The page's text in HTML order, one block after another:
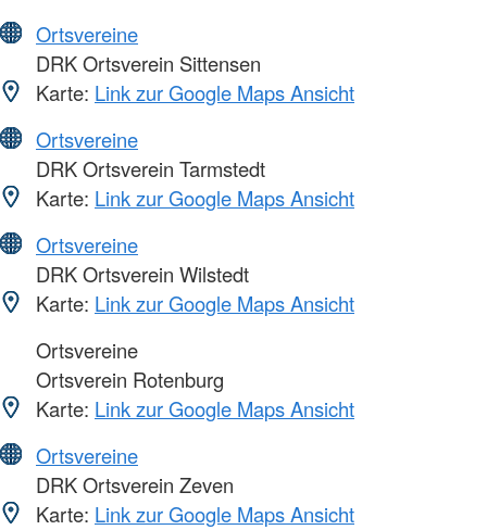
Ortsvereine
DRK Ortsverein Sittensen
Karte: Link zur Google Maps Ansicht
Ortsvereine
DRK Ortsverein Tarmstedt
Karte: Link zur Google Maps Ansicht
Ortsvereine
DRK Ortsverein Wilstedt
Karte: Link zur Google Maps Ansicht
Ortsvereine
Ortsverein Rotenburg
Karte: Link zur Google Maps Ansicht
Ortsvereine
DRK Ortsverein Zeven
Karte: Link zur Google Maps Ansicht